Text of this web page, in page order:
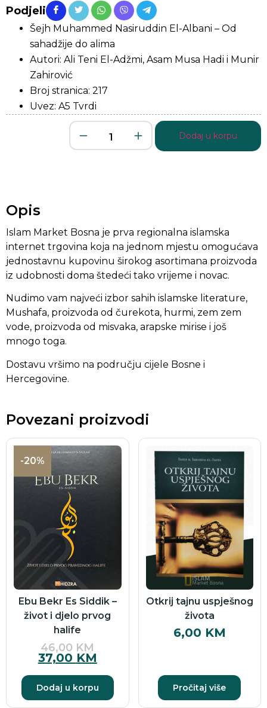
Podjeli
Šejh Muhammed Nasiruddin El-Albani – Od
sahadžije do alima
Autori: Ali Teni El-Adžmi, Asam Musa Hadi i Munir
Zahirović
Broj stranica: 217
Uvez: A5 Tvrdi
Dodaj u korpu
Opis
Islam Market Bosna je prva regionalna islamska
internet trgovina koja na jednom mjestu omogućava
jednostavnu kupovinu širokog asortimana proizvoda
iz udobnosti doma štedeći tako vrijeme i novac.
Nudimo vam najveći izbor sahih islamske literature,
Mushafa, proizvoda od čurekota, hurmi, zem zem
vode, proizvoda od misvaka, arapske mirise i još
mnogo toga.
Dostavu vršimo na području cijele Bosne i
Hercegovine.
Povezani proizvodi
-20%
Ebu Bekr Es Siddik –
život i djelo prvog
halife
46,00 KM
37,00 KM
Dodaj u korpu
Otkrij tajnu uspješnog
života
6,00 KM
Pročitaj više